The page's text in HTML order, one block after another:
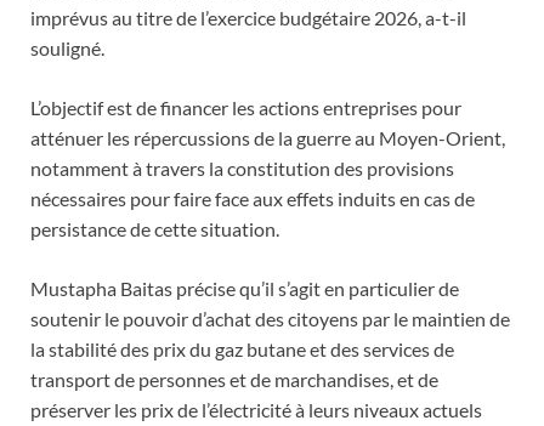
imprévus au titre de l’exercice budgétaire 2026, a-t-il
souligné.
L’objectif est de financer les actions entreprises pour
atténuer les répercussions de la guerre au Moyen-Orient,
notamment à travers la constitution des provisions
nécessaires pour faire face aux effets induits en cas de
persistance de cette situation.
Mustapha Baitas précise qu’il s’agit en particulier de
soutenir le pouvoir d’achat des citoyens par le maintien de
la stabilité des prix du gaz butane et des services de
transport de personnes et de marchandises, et de
préserver les prix de l’électricité à leurs niveaux actuels